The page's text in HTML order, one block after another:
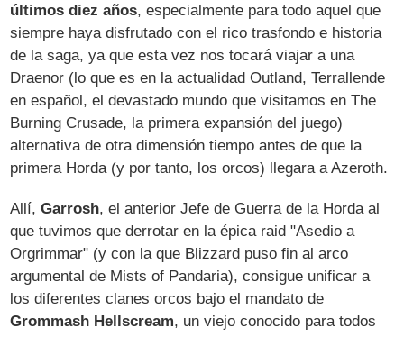
últimos diez años, especialmente para todo aquel que
siempre haya disfrutado con el rico trasfondo e historia
de la saga, ya que esta vez nos tocará viajar a una
Draenor (lo que es en la actualidad Outland, Terrallende
en español, el devastado mundo que visitamos en The
Burning Crusade, la primera expansión del juego)
alternativa de otra dimensión tiempo antes de que la
primera Horda (y por tanto, los orcos) llegara a Azeroth.
Allí,Garrosh, el anterior Jefe de Guerra de la Horda al
que tuvimos que derrotar en la épica raid "Asedio a
Orgrimmar" (y con la que Blizzard puso fin al arco
argumental de Mists of Pandaria), consigue unificar a
los diferentes clanes orcos bajo el mandato de
Grommash Hellscream, un viejo conocido para todos